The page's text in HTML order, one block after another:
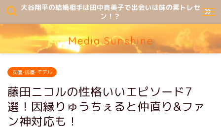
大谷翔平の結婚相手は田中真美子で出会いは味の素トレセ
ン！？
Media Sunshine
女優･俳優･モデル
藤田ニコルの性格いいエピソード7
選！因縁りゅうちぇると仲直り&ファ
ン神対応も！